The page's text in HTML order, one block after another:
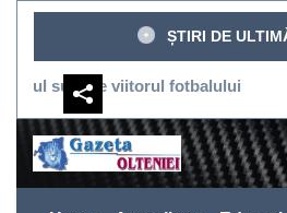
Sari
conținut
ȘTIRI DE
viitorul fotbalului